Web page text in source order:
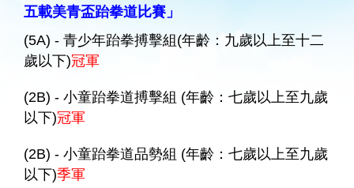
五載美青盃跆拳道比賽」
(5A) - 青少年跆拳搏擊組(年齡：九歲以上至十二
歲以下)冠軍
(2B) - 小童跆拳道搏擊組 (年齡：七歲以上至九歲
以下)冠軍
(2B) - 小童跆拳道品勢組 (年齡：七歲以上至九歲
以下)季軍